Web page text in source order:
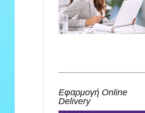
Εφαρμογή Online
Delivery